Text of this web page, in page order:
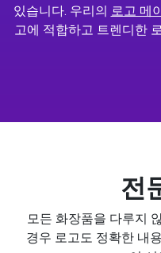
있습니다. 우리의 로고 메
고에 적합하고 트렌디한
전
모든 화장품을 다루지
경우 로고도 정확한 내